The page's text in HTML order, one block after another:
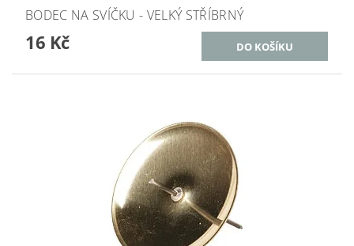
BODEC NA SVÍČKU - VELKÝ STŘÍBRNÝ
16 Kč